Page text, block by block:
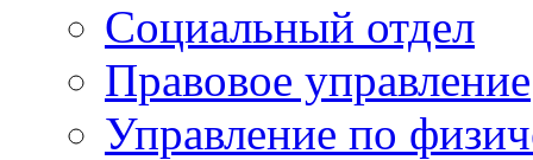
Социальный отдел
Правовое управление
Управление по